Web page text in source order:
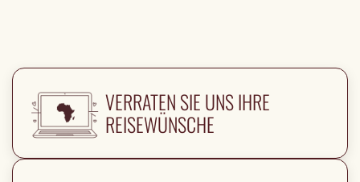
VERRATEN SIE UNS IHRE
REISEWÜNSCHE